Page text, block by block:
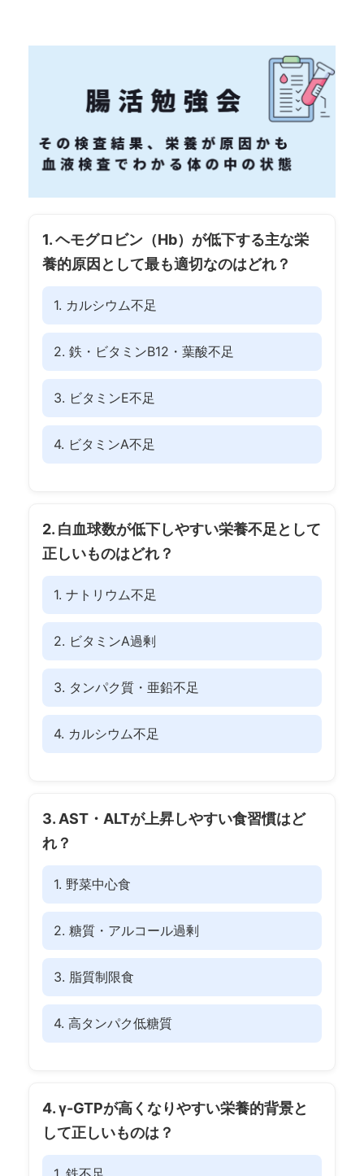
1. ヘモグロビン（Hb）が低下する主な栄
養的原因として最も適切なのはどれ？
1. カルシウム不足
2. 鉄・ビタミンB12・葉酸不足
3. ビタミンE不足
4. ビタミンA不足
2. 白血球数が低下しやすい栄養不足として
正しいものはどれ？
1. ナトリウム不足
2. ビタミンA過剰
3. タンパク質・亜鉛不足
4. カルシウム不足
3. AST・ALTが上昇しやすい食習慣はど
れ？
1. 野菜中心食
2. 糖質・アルコール過剰
3. 脂質制限食
4. 高タンパク低糖質
4. γ-GTPが高くなりやすい栄養的背景と
して正しいものは？